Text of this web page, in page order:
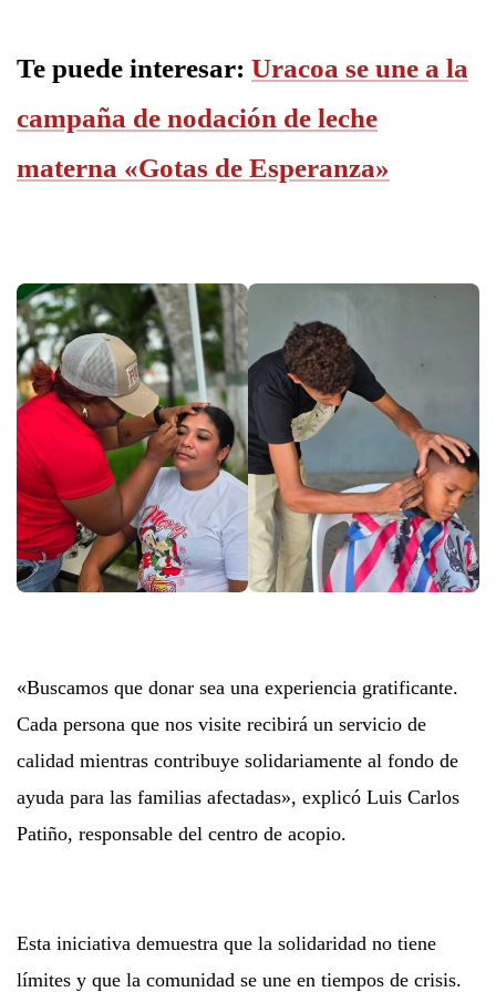
Te puede interesar: Uracoa se une a la
campaña de nodación de leche
materna «Gotas de Esperanza»
«Buscamos que donar sea una experiencia gratificante.
Cada persona que nos visite recibirá un servicio de
calidad mientras contribuye solidariamente al fondo de
ayuda para las familias afectadas», explicó Luis Carlos
Patiño, responsable del centro de acopio.
Esta iniciativa demuestra que la solidaridad no tiene
límites y que la comunidad se une en tiempos de crisis.